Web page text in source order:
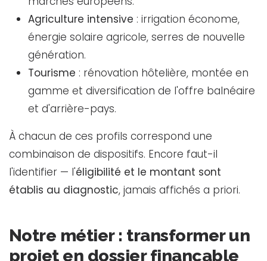
Agriculture intensive : irrigation économe,
énergie solaire agricole, serres de nouvelle
génération.
Tourisme : rénovation hôtelière, montée en
gamme et diversification de l'offre balnéaire
et d'arrière-pays.
À chacun de ces profils correspond une
combinaison de dispositifs. Encore faut-il
l'identifier — l'éligibilité et le montant sont
établis au diagnostic, jamais affichés a priori.
Notre métier : transformer un
projet en dossier finançable